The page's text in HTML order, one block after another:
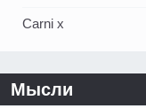
Carni x
Мысли